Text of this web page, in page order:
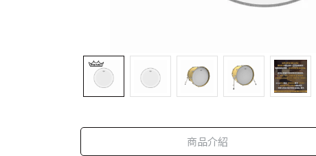
商品介紹